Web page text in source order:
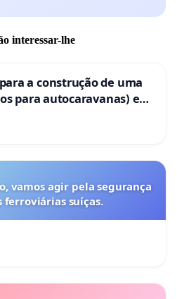
interessar-lhe
a construção de uma
para autocaravanas) em
vamos agir pela segurança
ferroviárias suíças.